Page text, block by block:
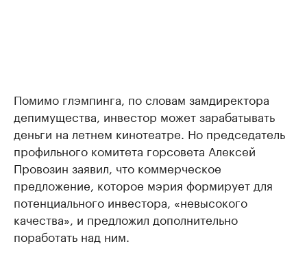
Помимо глэмпинга, по словам замдиректора
депимущества, инвестор может зарабатывать
деньги на летнем кинотеатре. Но председатель
профильного комитета горсовета Алексей
Провозин заявил, что коммерческое
предложение, которое мэрия формирует для
потенциального инвестора, «невысокого
качества», и предложил дополнительно
поработать над ним.